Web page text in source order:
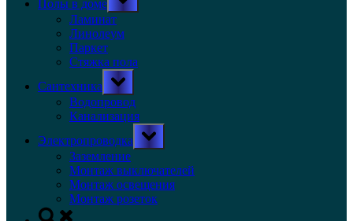
Полы в доме
sub-
menu
Ламинат
Линолеум
Паркет
Стяжка пола
Сантехника
Toggle
sub-
menu
Водопровод
Канализация
Электропроводка
Toggle
sub-
Заземление
Монтаж выключателей
Монтаж освещения
Монтаж розеток
Toggle